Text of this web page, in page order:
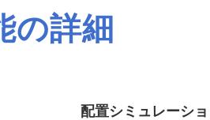
の詳細
配置シミュレーシ